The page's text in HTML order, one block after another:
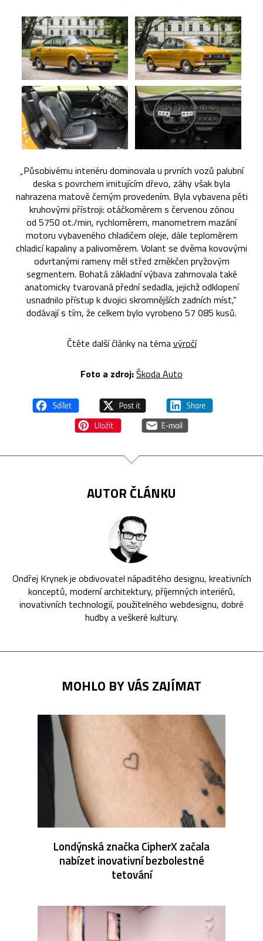
„Působivému interiéru dominovala u prvních vozů palubní
deska s povrchem imitujícím dřevo, záhy však byla
nahrazena matově černým provedením. Byla vybavena pěti
kruhovými přístroji: otáčkoměrem s červenou zónou
od 5750 ot./min, rychloměrem, manometrem mazání
motoru vybaveného chladičem oleje, dále teploměrem
chladicí kapaliny a palivoměrem. Volant se dvěma kovovými
odvrtanými rameny měl střed změkčen pryžovým
segmentem. Bohatá základní výbava zahrnovala také
anatomicky tvarovaná přední sedadla, jejichž odklopení
usnadnilo přístup k dvojici skromnějších zadních míst,“
dodávají s tím, že celkem bylo vyrobeno 57 085 kusů.
Čtěte další články na témavýročí
Foto a zdroj:Škoda Auto
AUTOR ČLÁNKU
Ondřej Krynek je obdivovatel nápaditého designu, kreativních
konceptů, moderní architektury, příjemných interiérů,
inovativních technologií, použitelného webdesignu, dobré
hudby a veškeré kultury.
MOHLO BY VÁS ZAJÍMAT
Londýnská značka CipherX začala
nabízet inovativní bezbolestné
tetování